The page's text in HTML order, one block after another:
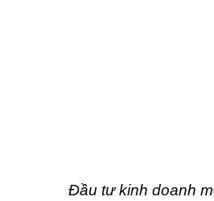
Đầu tư kinh doanh